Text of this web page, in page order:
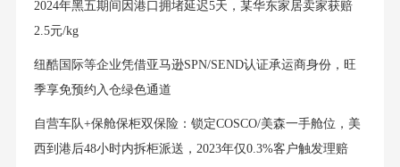
2024年黑五期间因港口拥堵延迟5天，某华东家居卖家获赔
2.5元/kg
纽酷国际等企业凭借亚马逊SPN/SEND认证承运商身份，旺
季享免预约入仓绿色通道
自营车队+保舱保柜双保险：锁定COSCO/美森一手舱位，美
西到港后48小时内拆柜派送，2023年仅0.3%客户触发理赔